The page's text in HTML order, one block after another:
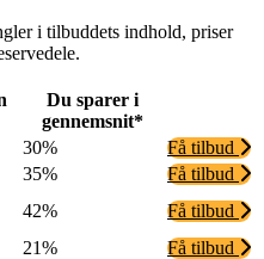
i tilbuddets indhold, priser
Du sparer i
gennemsnit*
30%
Få tilbud
35%
Få tilbud
42%
Få tilbud
21%
Få tilbud